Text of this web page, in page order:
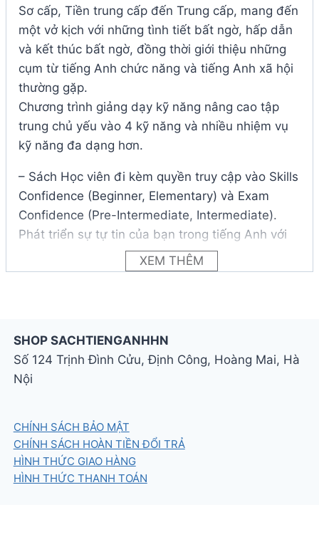
Sơ cấp, Tiền trung cấp đến Trung cấp, mang đến
một vở kịch với những tình tiết bất ngờ, hấp dẫn
và kết thúc bất ngờ, đồng thời giới thiệu những
cụm từ tiếng Anh chức năng và tiếng Anh xã hội
thường gặp.
Chương trình giảng dạy kỹ năng nâng cao tập
trung chủ yếu vào 4 kỹ năng và nhiều nhiệm vụ
kỹ năng đa dạng hơn.
– Sách Học viên đi kèm quyền truy cập vào Skills
Confidence (Beginner, Elementary) và Exam
Confidence (Pre-Intermediate, Intermediate).
Phát triển sự tự tin của bạn trong tiếng Anh với
quyền truy cập vào các bài luyện tập Đọc, Nghe,
Nói và Viết ngắn gọn, bổ sung cho khóa học, có
cấp các cuộc phỏng vấn mới, độc quyền trên
English File, với những nhân vật nổi tiếng và
chuyên gia trong lĩnh vực của họ
XEM THÊM
SHOP SACHTIENGANHHN
Số 124 Trịnh Đình Cửu, Định Công, Hoàng Mai, Hà
Nội
CHÍNH SÁCH BẢO MẬT
CHÍNH SÁCH HOÀN TIỀN ĐỔI TRẢ
HÌNH THỨC GIAO HÀNG
HÌNH THỨC THANH TOÁN